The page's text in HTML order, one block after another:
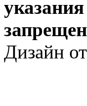
Дизайн от